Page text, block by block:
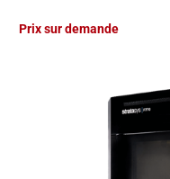
Prix sur demande